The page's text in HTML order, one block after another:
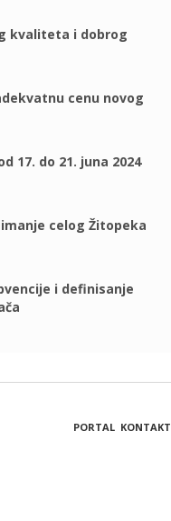
kvaliteta i dobrog
cenu novog
17. do 21. juna 2024
celog Žitopeka
i definisanje
PORTAL KONTAKT